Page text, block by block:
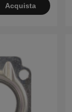
Acquista